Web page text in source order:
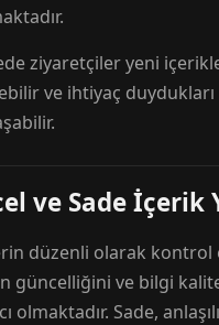
ziyaretçiler yeni
ve ihtiyaç
ve Sade İçerik
düzenli olarak kontrol
güncelliğini ve bilgi
olmaktadır. Sade,